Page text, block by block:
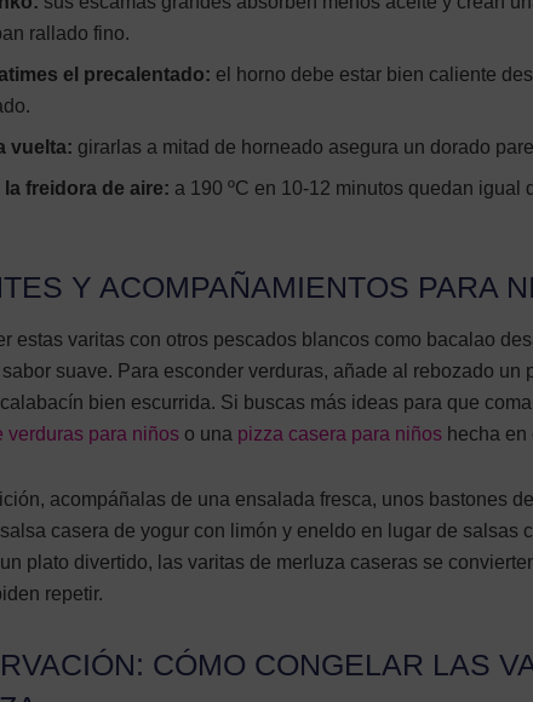
rallado fino.
el precalentado: el horno debe estar bien caliente
vuelta: girarlas a mitad de horneado asegura un dorado
la freidora de aire: a 190 ºC en 10-12 minutos quedan igual
Y ACOMPAÑAMIENTOS PARA
estas varitas con otros pescados blancos como bacalao
suave. Para esconder verduras, añade al rebozado un
bien escurrida. Si buscas más ideas para que
verduras para niños o una pizza casera para niños hecha en
acompáñalas de una ensalada fresca, unos bastones
casera de yogur con limón y eneldo en lugar de salsas
plato divertido, las varitas de merluza caseras se
repetir.
CÓMO CONGELAR LAS